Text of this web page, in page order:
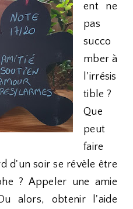
ent ne
pas
succo
mber à
l'irrésis
tible ?
Que
peut
faire
d'un soir se révèle être
? Appeler une amie
alors, obtenir l'aide